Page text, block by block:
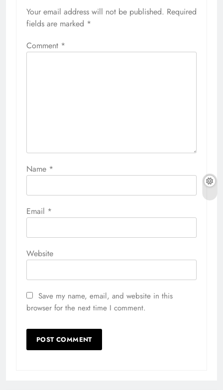
Your email address will not be published. Required
fields are marked *
Comment *
Name *
Email *
Website
Save my name, email, and website in this
browser for the next time I comment.